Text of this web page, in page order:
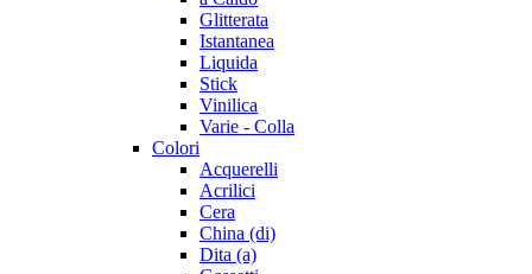
Glitterata
Istantanea
Liquida
Stick
Vinilica
Varie - Colla
Colori
Acquerelli
Acrilici
Cera
China (di)
Dita (a)